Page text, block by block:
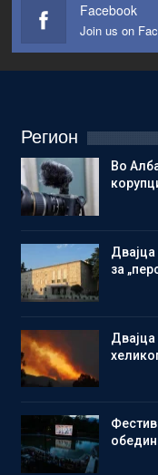
Facebook
Join us on
Регион
Во
за